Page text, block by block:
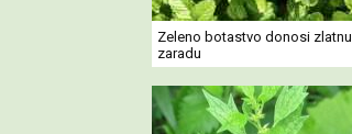
Zeleno botastvo donosi zlatnu
zaradu